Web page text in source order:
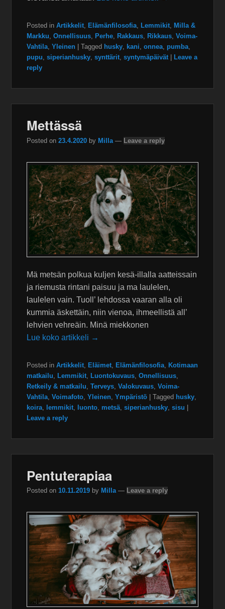
Posted in Artikkelit, Elämänfilosofia, Lemmikit, Milla &
Markku,Onnellisuus, Perhe, Rakkaus, Rikkaus,Voima-
Vahtila,Yleinen |Tagged husky, kani,onnea, pumba,
pupu,siperianhusky,synttärit,syntymäpäivät
Leave a
reply
Mettässä
Posted on23.4.2020 by Milla — Leave a reply
Mä metsän polkua kuljen kesä-illalla aatteissain
ja riemusta rintani paisuu ja ma laulelen,
laulelen vain. Tuoll’ lehdossa vaaran alla oli
kummia äskettäin, niin vienoa, ihmeellistä all’
lehvien vehreäin. Minä miekkonen
Lue koko artikkeli →
Posted in Artikkelit Eläimet Elämänfilosofia Kotimaan
matkailu
Lemmikit Luontokuvaus ,Onnellisuus
Retkeily & matkailu ,Terveys ,Valokuvaus ,Voima-
Vahtila ,Voimafoto ,Yleinen ,Ympäristö |Tagged husky
koira lemmikit luonto metsä ,siperianhusky ,sisu |
Leave a reply
Pentuterapiaa
Posted on10.11.2019 by Milla — Leave a reply